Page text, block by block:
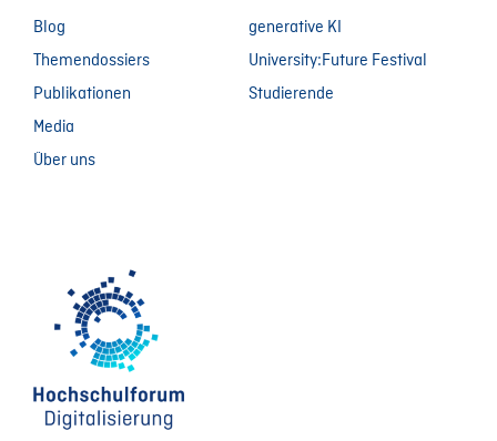
Blog
Themendossiers
Publikationen
Media
Über uns
generative KI
University:Future Festival
Studierende